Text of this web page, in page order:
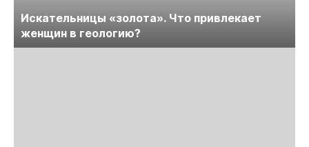
Искательницы «золота». Что привлекает
женщин в геологию?